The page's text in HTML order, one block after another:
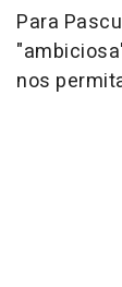
Para
nos